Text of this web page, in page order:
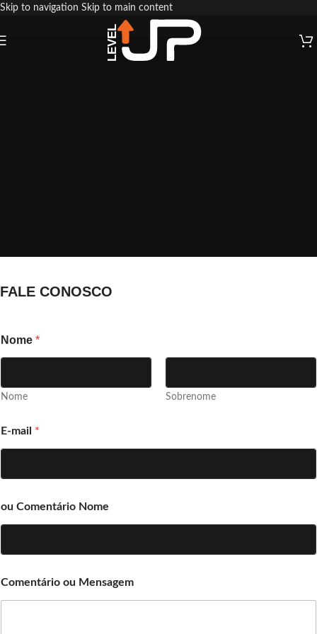
Skip to navigation Skip to main content
FALE CONOSCO
Nome *
Nome Sobrenome
E-mail *
ou Comentário Nome
Comentário ou Mensagem